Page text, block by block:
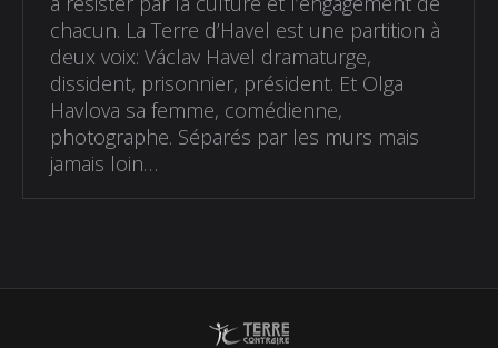
chacun. La Terre d’Havel est une partition à
deux voix: Václav Havel dramaturge,
dissident, prisonnier, président. Et Olga
Havlova sa femme, comédienne,
photographe. Séparés par les murs mais
jamais loin…